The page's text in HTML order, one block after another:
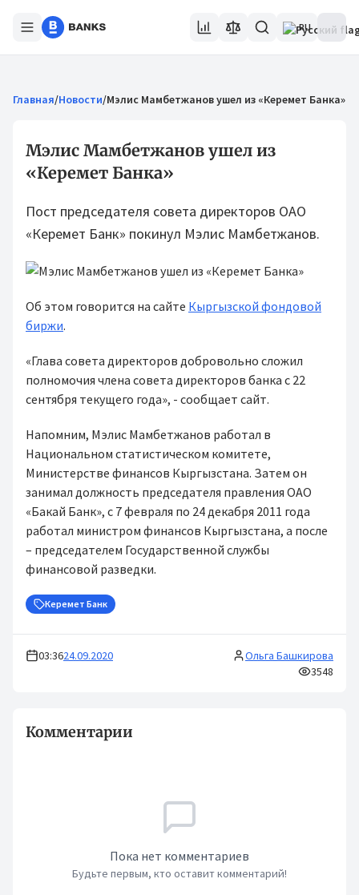
RU
Главная/Новости/Мэлис Мамбетжанов ушел из «Керемет Банка»
Мэлис Мамбетжанов ушел из
«Керемет Банка»
Пост председателя совета директоров ОАО
«Керемет Банк» покинул Мэлис Мамбетжанов.
Об этом говорится на сайте Кыргызской фондовой
биржи.
«Глава совета директоров добровольно сложил
полномочия члена совета директоров банка с 22
сентября текущего года», - сообщает сайт.
Напомним, Мэлис Мамбетжанов работал в
Национальном статистическом комитете,
Министерстве финансов Кыргызстана. Затем он
занимал должность председателя правления ОАО
«Бакай Банк», с 7 февраля по 24 декабря 2011 года
работал министром финансов Кыргызстана, а после
– председателем Государственной службы
финансовой разведки.
Керемет Банк
03:3624.09.2020
Ольга Башкирова
3548
Комментарии
Пока нет комментариев
Будьте первым, кто оставит комментарий!